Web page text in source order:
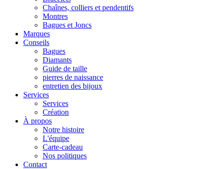
Chaînes, colliers et pendentifs
Montres
Bagues et Joncs
Marques
Conseils
Bagues
Diamants
Guide de taille
pierres de naissance
entretien des bijoux
Services
Services
Création
À propos
Notre histoire
L'équipe
Carte-cadeau
Nos politiques
Contact